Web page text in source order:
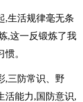
,生活规律毫无条
,这一反锻炼了我
。
,三防常识、野
活能力,国防意识,